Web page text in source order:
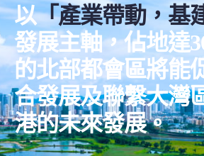
以「產業帶動，基
發展主軸，佔地達
的北部都會區將能
合發展及聯繫大灣
港的未來發展。